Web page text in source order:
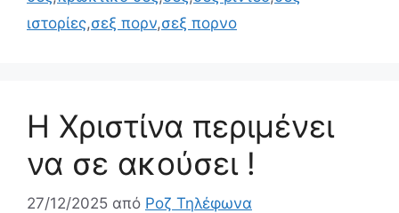
ιστορίες,σεξ πορν,σεξ πορνο
Η Χριστίνα περιμένει
να σε ακούσει !
27/12/2025 από Ροζ Τηλέφωνα